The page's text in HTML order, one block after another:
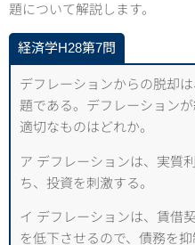
題について解説します。
経済学H28第7問
デフレーションからの脱却
題である。デフレーション
適切なものはどれか。
ア デフレーションは、実質
ち、投資を刺激する。
イ デフレーションは、賃借
を低下させるので、債務を抑